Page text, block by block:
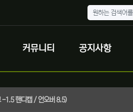
커뮤니티 공지사항
-1.5 핸디캡 / 언오버 8.5)